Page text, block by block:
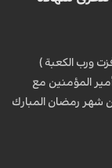
ورب الكعبة )
المؤمنين مع
شهر رمضان المبارك